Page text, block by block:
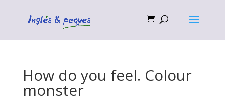
How do you feel. Colour
monster